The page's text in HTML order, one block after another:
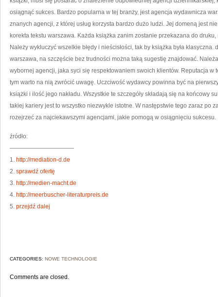
osiągnąć sukces. Bardzo popularna w tej branży, jest agencja wydawnicza
znanych agencji, z której usług korzysta bardzo dużo ludzi. Jej domeną jest
korekta tekstu warszawa. Każda książka zanim zostanie przekazana do
Należy wykluczyć wszelkie błędy i nieścisłości, tak by książka była
warszawa, na szczęście bez trudności można taką sugestię znajdować.
wybornej agencji, jaka syci się respektowaniem swoich klientów. Reputacja w
tym warto na nią zwrócić uwagę. Uczciwość wydawcy powinna być na
książki i ilość jego nakładu. Wszystkie te szczegóły składają się na końcowy
takiej kariery jest to wszystko niezwykle istotne. W następstwie tego zaraz po
rozejrzeć za najciekawszymi agencjami, jakie pomogą w osiągnięciu sukcesu.
źródło:
———————————
1. http://mediation-d.de
2. sprawdź ofertę
3. http://medien-macht.de
4. http://meerbuscher-literaturpreis.de
5. przejdź dalej
CATEGORIES: NOWE TECHNOLOGIE
Comments are closed.